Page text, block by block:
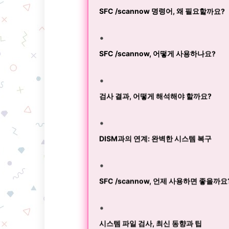
SFC /scannow 명령어, 왜 필요할까요?
SFC /scannow, 어떻게 사용하나요?
검사 결과, 어떻게 해석해야 할까요?
DISM과의 연계: 완벽한 시스템 복구
SFC /scannow, 언제 사용하면 좋을까요
시스템 파일 검사, 최신 동향과 팁